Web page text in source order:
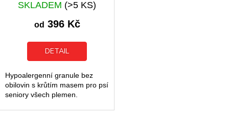
hodnocení
produktu
je
z
SKLADEM (>5 KS)
od 396 Kč
DETAIL
Hypoalergenní granule bez
obilovin s krůtím masem pro psí
seniory všech plemen.